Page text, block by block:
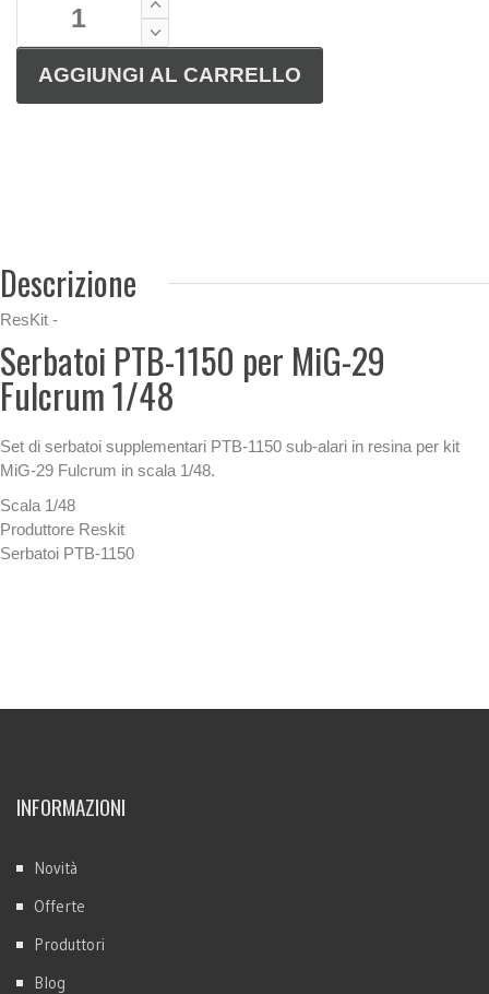
Descrizione
ResKit -
Serbatoi PTB-1150 per MiG-29
Fulcrum 1/48
Set di serbatoi supplementari PTB-1150 sub-alari in resina per kit
MiG-29 Fulcrum in scala 1/48.
Scala 1/48
Produttore Reskit
Serbatoi PTB-1150
INFORMAZIONI
Novità
Offerte
Produttori
Blog